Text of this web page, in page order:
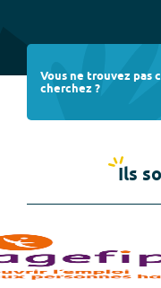
Vous ne trouvez pas
cherchez ?
Ils